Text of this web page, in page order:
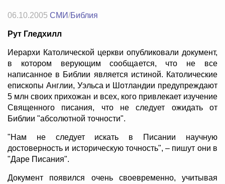
06.10.2005 СМИ/Библия
Рут Гледхилл
Иерархи Католической церкви опубликовали документ,
в котором верующим сообщается, что не все
написанное в Библии является истиной. Католические
епископы Англии, Уэльса и Шотландии предупреждают
5 млн своих прихожан и всех, кого привлекает изучение
Священного писания, что не следует ожидать от
Библии "абсолютной точности".
"Нам не следует искать в Писании научную
достоверность и историческую точность", – пишут они в
"Даре Писания".
Документ появился очень своевременно, учитывая